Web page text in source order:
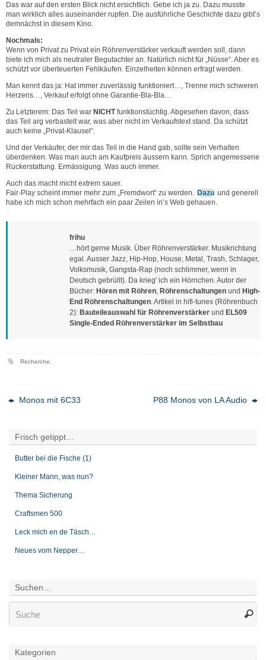
Das war auf den ersten Blick nicht ersichtlich. Gebe ich ja zu. Dazu musste
man wirklich alles auseinander rupfen. Die ausführliche Geschichte dazu gibt’s
demnächst in diesem Kino.
Nochmals:
Wenn von Privat zu Privat ein Röhrenverstärker verkauft werden soll, dann
biete ich mich als neutraler Begutachter an. Natürlich nicht für „Nüsse“. Aber es
schützt vor überteuerten Fehlkäufen. Einzelheiten können erfragt werden.
Man kennt das ja: Hat immer zuverlässig funktioniert…, Trenne mich schweren
Herzens…, Verkauf erfolgt ohne Garantie-Bla-Bla…
Zu Letzterem: Das Teil war NICHTfunktionstüchtig. Abgesehen davon, dass
das Teil arg verbastelt war, was aber nicht im Verkaufstext stand. Da schützt
auch keine „Privat-Klausel“.
Und der Verkäufer, der mir das Teil in die Hand gab, sollte sein Verhalten
überdenken. Was man auch am Kaufpreis äussern kann. Sprich angemessene
Rückerstattung. Ermässigung. Was auch immer.
Auch das macht micht extrem sauer.
Fair-Play scheint immer mehr zum „Fremdwort“ zu werden. Dazu und generell
habe ich mich schon mehrfach ein paar Zeilen in’s Web gehauen.
frihu
…hört gerne Musik. Über Röhrenverstärker. Musikrichtung
egal. Ausser Jazz, Hip-Hop, House, Metal, Trash, Schlager,
Volksmusik, Gangsta-Rap (noch schlimmer, wenn in
Deutsch gebrüllt). Da krieg' ich ein Hörnchen. Autor der
Bücher: Hören mit Röhren, Röhrenschaltungen und High-
End Röhrenschaltungen. Artikel in hifi-tunes (Röhrenbuch
2): Bauteileauswahl für Röhrenverstärker und EL509
Single-Ended Röhrenverstärker im Selbstbau
Recherche
Monos mit 6C33 P88 Monos von LA Audio
Frisch getippt…
Butter bei die Fische (1)
Kleiner Mann, was nun?
Thema Sicherung
Craftsmen 500
Leck mich en de Täsch…
Neues vom Nepper…
Suchen…
Kategorien